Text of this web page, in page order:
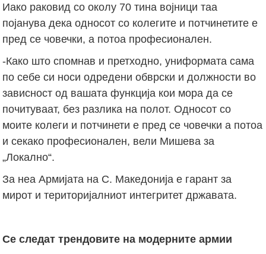
Иако раковид со околу 70 тина војници таа
појанува дека односот со колегите и потчинетите е
пред се човечки, а потоа професионален.
-Како што спомнав и претходно, униформата сама
по себе си носи одредени обврски и должности во
зависност од вашата функција кои мора да се
почитуваат, без разлика на полот. Односот со
моите колеги и потчинети е пред се човечки а потоа
и секако професионален, вели Мишева за
„Локално“.
За неа Армијата на С. Македонија е гарант за
мирот и територијалниот интегритет државата.
Се следат трендовите на модерните армии